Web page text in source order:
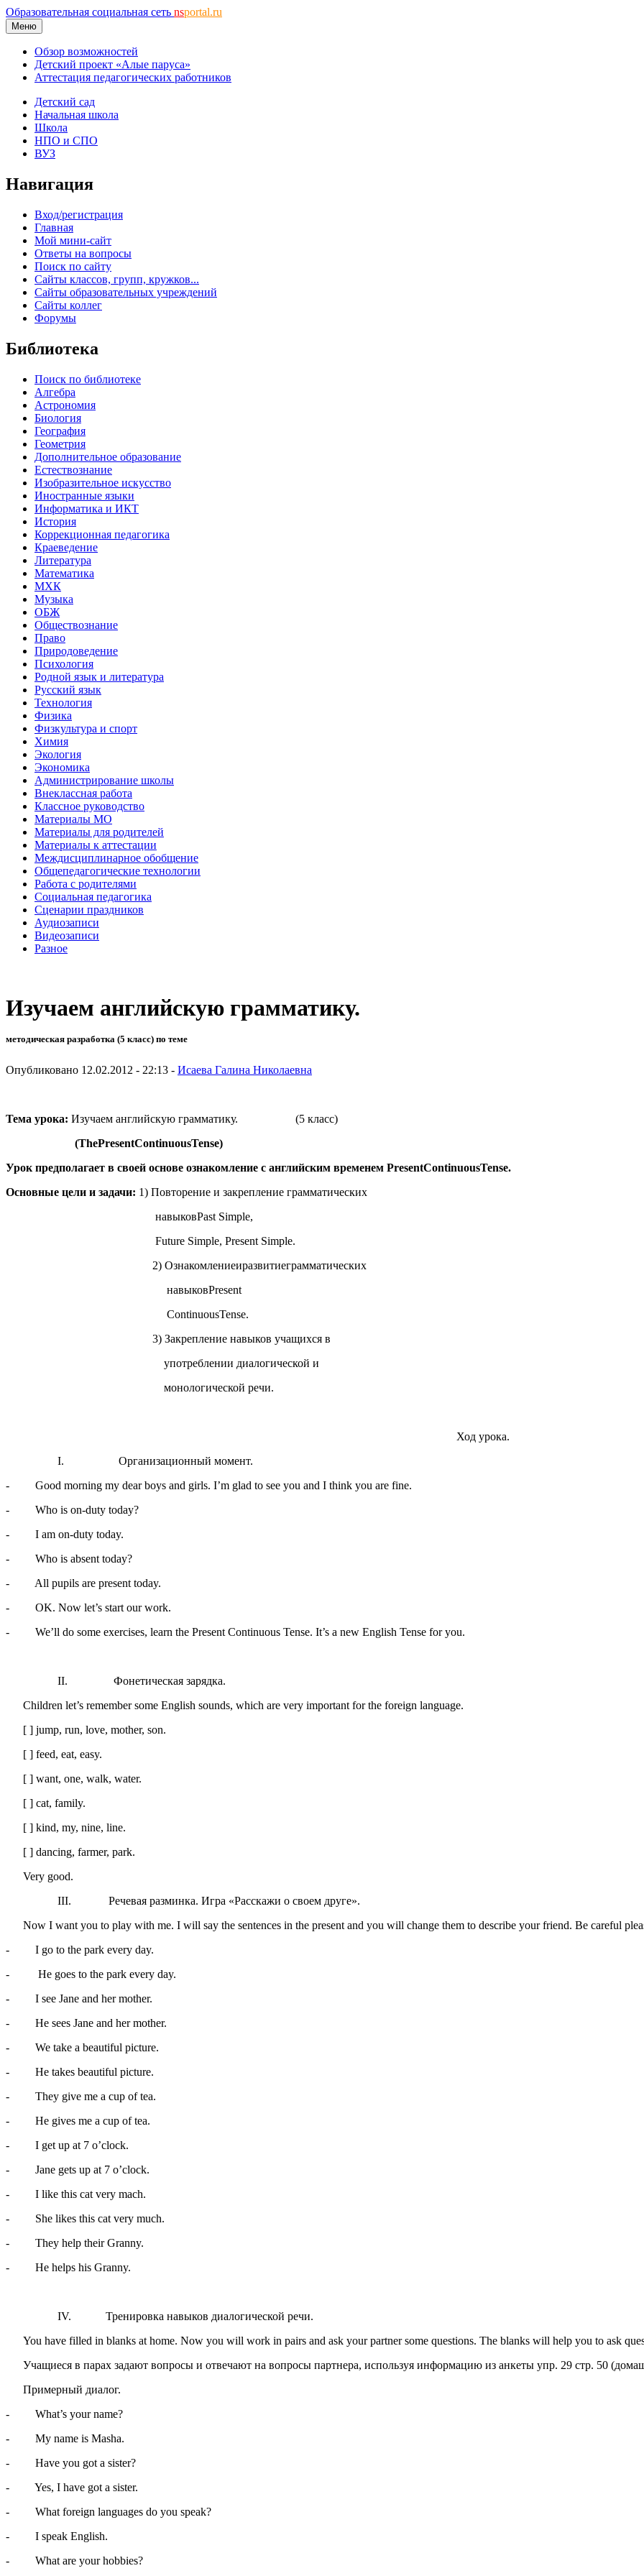
Образовательная социальная сеть nsportal.ru
Меню
Обзор возможностей
Детский проект «Алые паруса»
Аттестация педагогических работников
Детский сад
Начальная школа
Школа
НПО и СПО
ВУЗ
Навигация
Вход/регистрация
Главная
Мой мини-сайт
Ответы на вопросы
Поиск по сайту
Сайты классов, групп, кружков...
Сайты образовательных учреждений
Сайты коллег
Форумы
Библиотека
Поиск по библиотеке
Алгебра
Астрономия
Биология
География
Геометрия
Дополнительное образование
Естествознание
Изобразительное искусство
Иностранные языки
Информатика и ИКТ
История
Коррекционная педагогика
Краеведение
Литература
Математика
МХК
Музыка
ОБЖ
Обществознание
Право
Природоведение
Психология
Родной язык и литература
Русский язык
Технология
Физика
Физкультура и спорт
Химия
Экология
Экономика
Администрирование школы
Внеклассная работа
Классное руководство
Материалы МО
Материалы для родителей
Материалы к аттестации
Междисциплинарное обобщение
Общепедагогические технологии
Работа с родителями
Социальная педагогика
Сценарии праздников
Аудиозаписи
Видеозаписи
Разное
Изучаем английскую грамматику.
методическая разработка (5 класс) по теме
Опубликовано 12.02.2012 - 22:13 - Исаева Галина Николаевна
Тема урока: Изучаем английскую грамматику. (5 класс)
(ThePresentContinuousTense)
Урок предполагает в своей основе ознакомление с английским временем PresentContinuousTense.
Основные цели и задачи: 1) Повторение и закрепление грамматических
навыковPast Simple,
Future Simple, Present Simple.
2) Ознакомлениеиразвитиеграмматических
навыковPresent
ContinuousTense.
3) Закрепление навыков учащихся в
употреблении диалогической и
монологической речи.
Ход урока.
I. Организационный момент.
- Good morning my dear boys and girls. I’m glad to see you and I think you are fine.
- Who is on-duty today?
- I am on-duty today.
- Who is absent today?
- All pupils are present today.
- OK. Now let’s start our work.
- We’ll do some exercises, learn the Present Continuous Tense. It’s a new English Tense for you.
II. Фонетическая зарядка.
Children let’s remember some English sounds, which are very important for the foreign language.
[ ] jump, run, love, mother, son.
[ ] feed, eat, easy.
[ ] want, one, walk, water.
[ ] cat, family.
[ ] kind, my, nine, line.
[ ] dancing, farmer, park.
Very good.
III. Речевая разминка. Игра «Расскажи о своем друге».
Now I want you to play with me. I will say the sentences in the present and you will change them to describe your friend. Be careful
- I go to the park every day.
- He goes to the park every day.
- I see Jane and her mother.
- He sees Jane and her mother.
- We take a beautiful picture.
- He takes beautiful picture.
- They give me a cup of tea.
- He gives me a cup of tea.
- I get up at 7 o’clock.
- Jane gets up at 7 o’clock.
- I like this cat very mach.
- She likes this cat very much.
- They help their Granny.
- He helps his Granny.
IV. Тренировка навыков диалогической речи.
You have filled in blanks at home. Now you will work in pairs and ask your partner some questions. The blanks will help you to ask
Учащиеся в парах задают вопросы и отвечают на вопросы партнера, используя информацию из анкеты упр. 29 стр. 50
Примерный диалог.
- What’s your name?
- My name is Masha.
- Have you got a sister?
- Yes, I have got a sister.
- What foreign languages do you speak?
- I speak English.
- What are your hobbies?